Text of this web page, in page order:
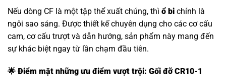
Nếu dòng CF là một tập thể xuất chúng, thì ổ bi chính là
ngôi sao sáng. Được thiết kế chuyên dụng cho các cơ cấu
cam, cơ cấu trượt và dẫn hướng, sản phẩm này mang đến
sự khác biệt ngay từ lần chạm đầu tiên.
🌟 Điểm mặt những ưu điểm vượt trội: Gối đỡ CR10-1